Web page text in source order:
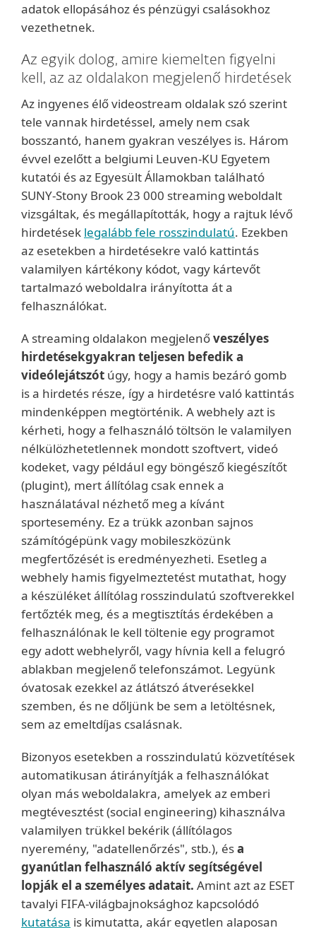
adatok ellopásához és pénzügyi csalásokhoz
vezethetnek.
Az egyik dolog, amire kiemelten figyelni
kell, az az oldalakon megjelenő hirdetések
Az ingyenes élő videostream oldalak szó szerint
tele vannak hirdetéssel, amely nem csak
bosszantó, hanem gyakran veszélyes is. Három
évvel ezelőtt a belgiumi Leuven-KU Egyetem
kutatói és az Egyesült Államokban található
SUNY-Stony Brook 23 000 streaming weboldalt
vizsgáltak, és megállapították, hogy a rajtuk lévő
hirdetések legalább fele rosszindulatú. Ezekben
az esetekben a hirdetésekre való kattintás
valamilyen kártékony kódot, vagy kártevőt
tartalmazó weboldalra irányította át a
felhasználókat.
A streaming oldalakon megjelenőveszélyes
hirdetésekgyakran teljesen befedik a
videólejátszót úgy, hogy a hamis bezáró gomb
is a hirdetés része, így a hirdetésre való kattintás
mindenképpen megtörténik. A webhely azt is
kérheti, hogy a felhasználó töltsön le valamilyen
nélkülözhetetlennek mondott szoftvert, videó
kodeket, vagy például egy böngésző kiegészítőt
(plugint), mert állítólag csak ennek a
használatával nézhető meg a kívánt
sportesemény. Ez a trükk azonban sajnos
számítógépünk vagy mobileszközünk
megfertőzését is eredményezheti. Esetleg a
webhely hamis figyelmeztetést mutathat, hogy
a készüléket állítólag rosszindulatú szoftverekkel
fertőzték meg, és a megtisztítás érdekében a
felhasználónak le kell töltenie egy programot
egy adott webhelyről, vagy hívnia kell a felugró
ablakban megjelenő telefonszámot. Legyünk
óvatosak ezekkel az átlátszó átverésekkel
szemben, és ne dőljünk be sem a letöltésnek,
sem az emeltdíjas csalásnak.
Bizonyos esetekben a rosszindulatú közvetítések
automatikusan átirányítják a felhasználókat
olyan más weboldalakra, amelyek az emberi
megtévesztést (social engineering) kihasználva
valamilyen trükkel bekérik (állítólagos
nyeremény, "adatellenőrzés", stb.), ésa
gyanútlan felhasználó aktív segítségével
lopják el a személyes adatait. Amint azt az ESET
tavalyi FIFA-világbajnoksághoz kapcsolódó
kutatása is kimutatta, akár egyetlen alaposan